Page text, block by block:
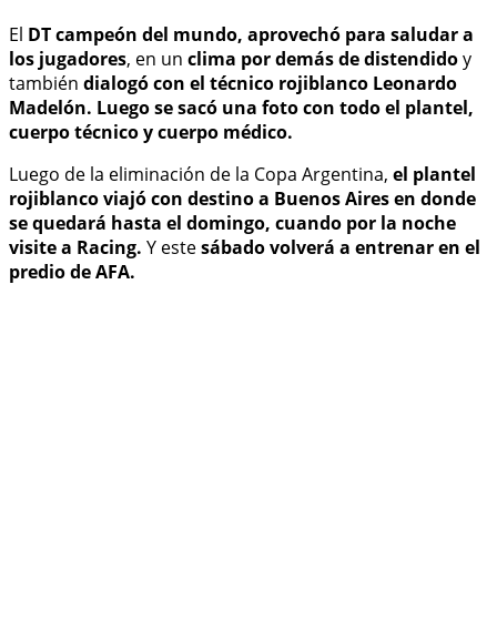
El DT campeón del mundo, aprovechó para saludar a
los jugadores, en un clima por demás de distendidoy
también dialogó con el técnico rojiblanco Leonardo
Madelón. Luego se sacó una foto con todo el plantel,
cuerpo técnico y cuerpo médico.
Luego de la eliminación de la Copa Argentina, el plantel
rojiblanco viajó con destino a Buenos Aires en donde
se quedará hasta el domingo, cuando por la noche
visite a Racing. Y estesábado volverá a entrenar en el
predio de AFA.